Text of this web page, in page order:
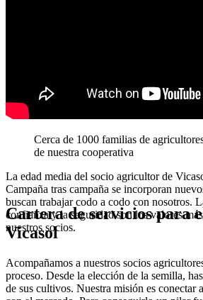
Cerca de 1000 familias de
de nuestra cooperativa
La edad media del socio agricultor de
Campaña tras campaña se incorporan
buscan trabajar codo a codo con nosotros.
confianza y la seguridad son los valores
nuestros socios.
Cartera de servicios para
Vicasol
Acompañamos a nuestros socios
proceso. Desde la elección de la semilla,
de sus cultivos. Nuestra misión es conectar